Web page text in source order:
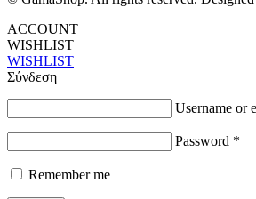
ACCOUNT
WISHLIST
WISHLIST
Σύνδεση
Username or
Password *
Remember me